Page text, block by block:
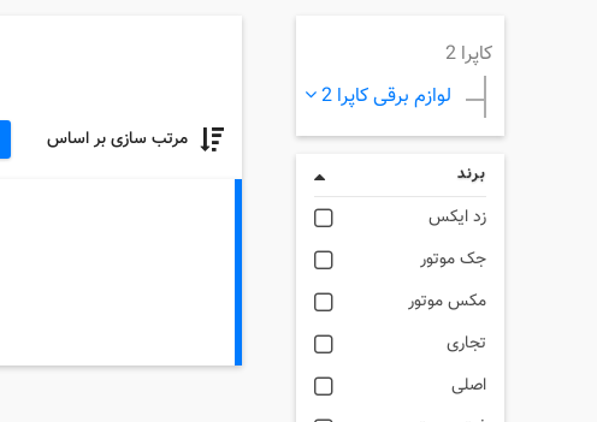
کاپرا 2
لوازم برقی کاپرا 2
برند
زد ایکس
جک موتور
مکس موتور
تجاری
اصلی
مرتب سازی بر اساس